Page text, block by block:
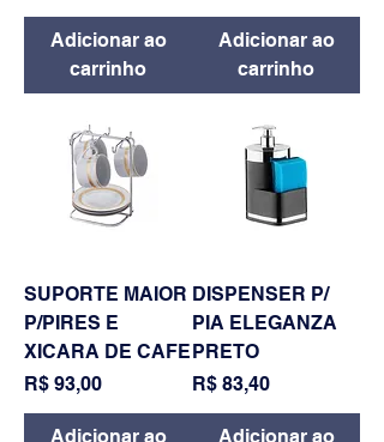
Adicionar ao
carrinho
Adicionar ao
carrinho
SUPORTE MAIOR
P/PIRES E
XICARA DE CAFE
Preço
R$ 93,00
Adicionar ao
DISPENSER P/
PIA ELEGANZA
PRETO
Preço
R$ 83,40
Adicionar ao